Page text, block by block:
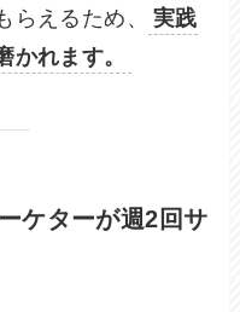
らえるため、
実践
かれます。
ケターが週2回サ